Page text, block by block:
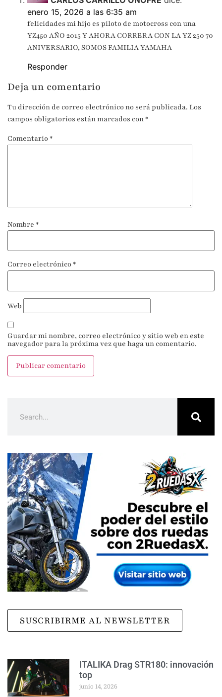
enero 15, 2026 a las 6:35 am
felicidades mi hijo es piloto de motocross con una
YZ450 AÑO 2015 Y AHORA CORRERA CON LA YZ 250 70
ANIVERSARIO, SOMOS FAMILIA YAMAHA
Responder
Deja un comentario
Tu dirección de correo electrónico no será publicada. Los
campos obligatorios están marcados con *
Comentario *
Nombre *
Correo electrónico *
Web
Guardar mi nombre, correo electrónico y sitio web en este
navegador para la próxima vez que haga un comentario.
SUSCRIBIRME AL NEWSLETTER
ITALIKA Drag STR180: innovación
top
junio 14, 2026